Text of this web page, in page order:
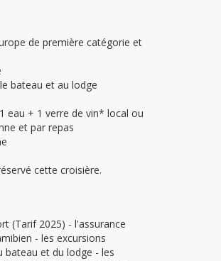
de première catégorie et
bateau et au lodge
eau + 1 verre de vin* local ou
et par repas
cette croisière.
(Tarif 2025) - l'assurance
- les excursions
bateau et du lodge - les